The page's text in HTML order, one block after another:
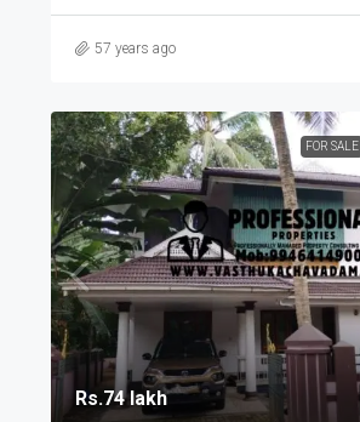
57 years ago
FOR SALE
Rs.74 lakh